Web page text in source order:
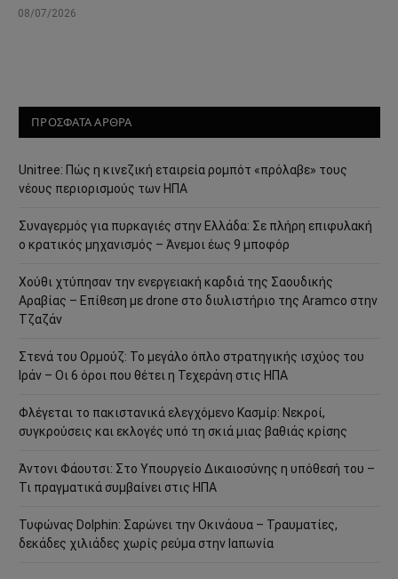
08/07/2026
ΠΡΟΣΦΑΤΑ ΑΡΘΡΑ
Unitree: Πώς η κινεζική εταιρεία ρομπότ «πρόλαβε» τους
νέους περιορισμούς των ΗΠΑ
Συναγερμός για πυρκαγιές στην Ελλάδα: Σε πλήρη επιφυλακή
ο κρατικός μηχανισμός – Άνεμοι έως 9 μποφόρ
Χούθι χτύπησαν την ενεργειακή καρδιά της Σαουδικής
Αραβίας – Επίθεση με drone στο διυλιστήριο της Aramco στην
Τζαζάν
Στενά του Ορμούζ: Το μεγάλο όπλο στρατηγικής ισχύος του
Ιράν – Οι 6 όροι που θέτει η Τεχεράνη στις ΗΠΑ
Φλέγεται το πακιστανικά ελεγχόμενο Κασμίρ: Νεκροί,
συγκρούσεις και εκλογές υπό τη σκιά μιας βαθιάς κρίσης
Άντονι Φάουτσι: Στο Υπουργείο Δικαιοσύνης η υπόθεσή του –
Τι πραγματικά συμβαίνει στις ΗΠΑ
Τυφώνας Dolphin: Σαρώνει την Οκινάουα – Τραυματίες,
δεκάδες χιλιάδες χωρίς ρεύμα στην Ιαπωνία